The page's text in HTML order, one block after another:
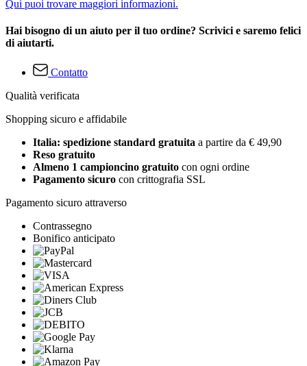
Qui puoi trovare maggiori informazioni.
Hai bisogno di un aiuto per il tuo ordine? Scrivici e saremo felici
di aiutarti.
Contatto
Qualità verificata
Shopping sicuro e affidabile
Italia: spedizione standard gratuita a partire da € 49,90
Reso gratuito
Almeno 1 campioncino gratuito con ogni ordine
Pagamento sicuro con crittografia SSL
Pagamento sicuro attraverso
Contrassegno
Bonifico anticipato